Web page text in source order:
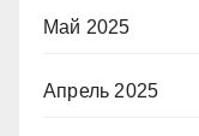
Май 2025
Апрель 2025